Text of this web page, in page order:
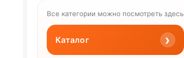
Все категории можно посмотреть здесь
Каталог ›